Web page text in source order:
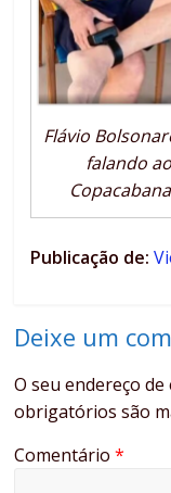
Flávio
falando
Publicação de:
Deixe um
O seu endereço
obrigatórios são
Comentário*